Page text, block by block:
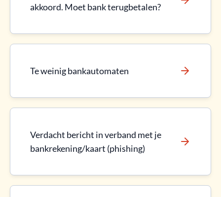
akkoord. Moet bank terugbetalen?
Te weinig bankautomaten
Verdacht bericht in verband met je
bankrekening/kaart (phishing)